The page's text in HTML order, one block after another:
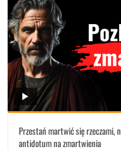
Przestań martwić się rzeczami,
antidotum na zmartwienia